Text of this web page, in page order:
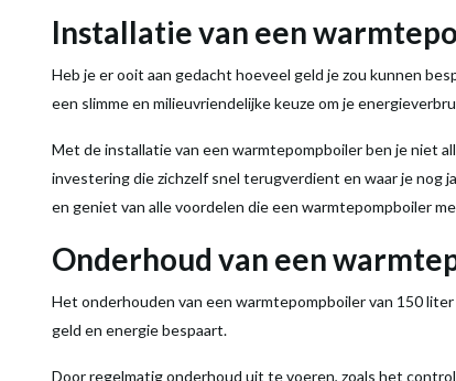
Installatie van een
Heb je er ooit aan gedacht hoeveel geld je zou kunnen
een slimme en milieuvriendelijke keuze om je
Met de installatie van een warmtepompboilerben je niet
investering die zichzelf snel terugverdient en waar je nog
en geniet van alle voordelen die een warmtepompboiler
Onderhoud van een
Het onderhouden van een warmtepompboilervan 150liter
geld en energiebespaart.
Door regelmatig onderhoud uit te voeren, zoals het